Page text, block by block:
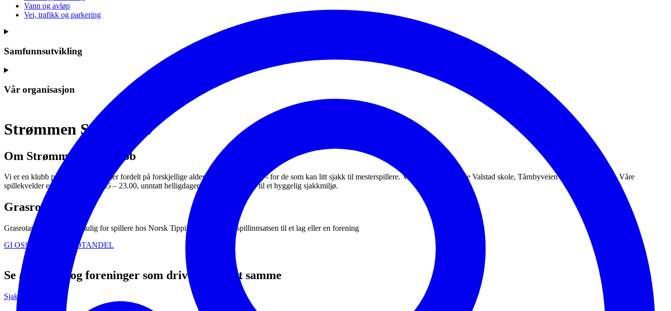
Vann og avløp
Vei, trafikk og parkering
Samfunnsutvikling
Vår organisasjon
Strømmen Sjakklubb
Om Strømmen Sjakklubb
Vi er en klubb på ca. 30 medlemmer fordelt på forskjellige aldersgrupper og nivåer - for de som kan litt sjakk til mesterspillere. Vi holder til på gamle Valstad skole, Tårnbyveien 201/231, Skjetten. Våre
spillekvelder er tirsdager kl. 18.45 – 23.00, unntatt helligdager. Alle er velkomne til et hyggelig sjakkmiljø.
Grasrotandelen
Grasrotandelen gjør det mulig for spillere hos Norsk Tipping å gi deler av spillinnsatsen til et lag eller en forening
GI OSS DIN GRASROTANDEL
Se andre lag og foreninger som driver med det samme
Sjakk